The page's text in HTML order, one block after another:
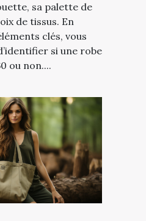
sa palette de
de tissus. En
clés, vous
si une robe
ou non....